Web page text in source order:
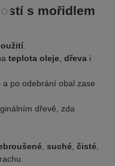
s mořidlem
teplota oleje ,dřeva i
a po odebrání obal zase
dřevě, zda
,suché ,čisté